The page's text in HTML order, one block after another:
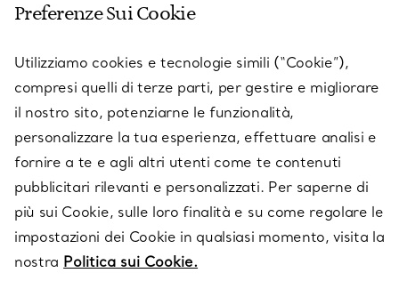
SU TIFFANY & CO.
LEGALE
SEGUICI
Preferenze Sui Cookie
Utilizziamo cookies e tecnologie simili (“Cookie”),
compresi quelli di terze parti, per gestire e migliorare
il nostro sito, potenziarne le funzionalità,
personalizzare la tua esperienza, effettuare analisi e
fornire a te e agli altri utenti come te contenuti
pubblicitari rilevanti e personalizzati. Per saperne di
più sui Cookie, sulle loro finalità e su come regolare le
impostazioni dei Cookie in qualsiasi momento, visita la
nostra Politica sui Cookie.